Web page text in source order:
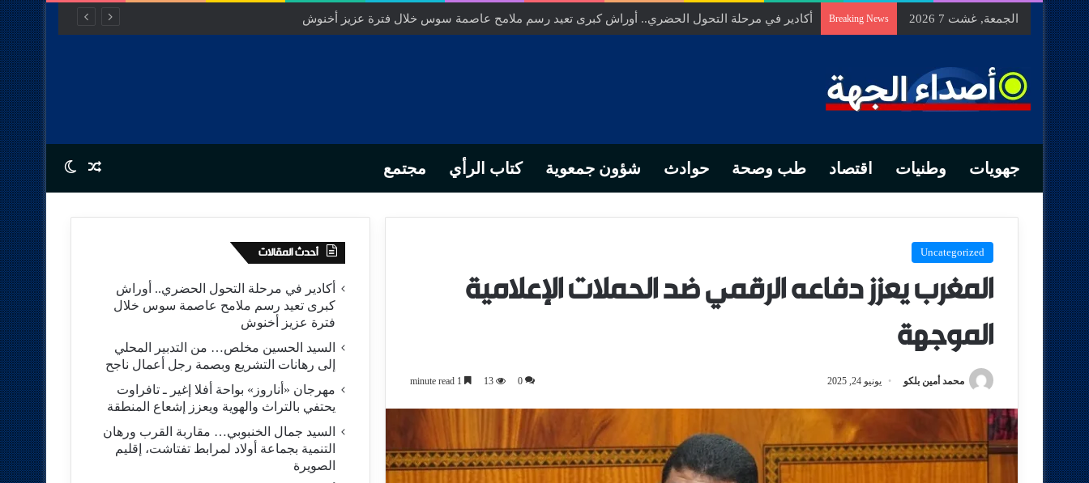
الجمعة, غشت 7 2026 Breaking News السيد الحسين مخلص… من التدبير المحلي إلى رهانات التشريع وبصمة رجل أعمال ناجح
جهويات وطنيات اقتصاد طب وصحة حوادث شؤون جمعوية كتاب الرأي مجتمع Random Article
Switch skin
Uncategorized
المغرب يعزز دفاعه الرقمي ضد الحملات الإعلامية
الموجهة
محمد أمين بلكو يونيو 24, 2025 0
13
أحدث المقالات
أكادير في مرحلة التحول الحضري.. أوراش
كبرى تعيد رسم ملامح عاصمة سوس خلال
فترة عزيز أخنوش
السيد الحسين مخلص… من التدبير المحلي
إلى رهانات التشريع وبصمة رجل أعمال ناجح
مهرجان «أناروز» بواحة أفلا إغير ـ تافراوت
يحتفي بالتراث والهوية ويعزز إشعاع المنطقة
السيد جمال الخنبوبي… مقاربة القرب ورهان
التنمية بجماعة أولاد لمرابط تفتاشت، إقليم
الصويرة